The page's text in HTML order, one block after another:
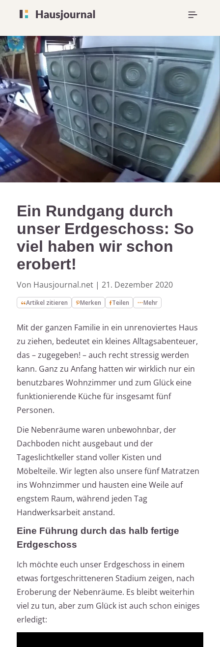
Ein Rundgang durch
unser Erdgeschoss: So
viel haben wir schon
erobert!
Von Hausjournal.net | 21. Dezember 2020
Artikel zitieren Merken Teilen Mehr
Mit der ganzen Familie in ein unrenoviertes Haus
zu ziehen, bedeutet ein kleines Alltagsabenteuer,
das – zugegeben! – auch recht stressig werden
kann. Ganz zu Anfang hatten wir wirklich nur ein
benutzbares Wohnzimmer und zum Glück eine
funktionierende Küche für insgesamt fünf
Personen.
Die Nebenräume waren unbewohnbar, der
Dachboden nicht ausgebaut und der
Tageslichtkeller stand voller Kisten und
Möbelteile. Wir legten also unsere fünf Matratzen
ins Wohnzimmer und hausten eine Weile auf
engstem Raum, während jeden Tag
Handwerksarbeit anstand.
Eine Führung durch das halb fertige
Erdgeschoss
Ich möchte euch unser Erdgeschoss in einem
etwas fortgeschritteneren Stadium zeigen, nach
Eroberung der Nebenräume. Es bleibt weiterhin
viel zu tun, aber zum Glück ist auch schon einiges
erledigt: